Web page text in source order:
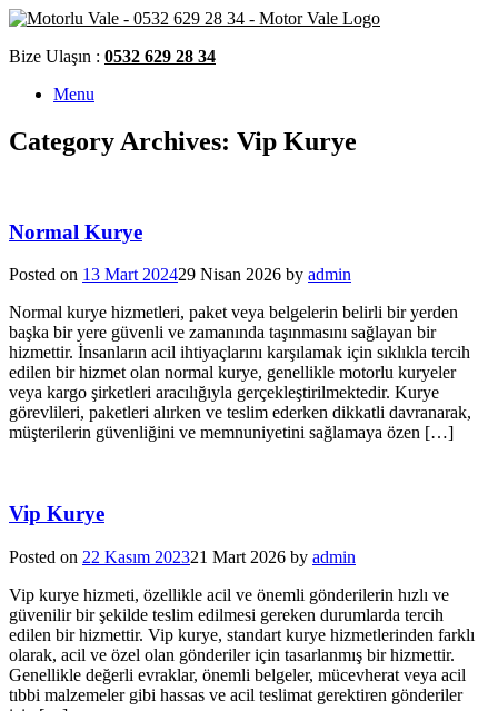
Skip
content
Bize Ulaşın : 0532 629 28 34
Menu
Category Archives: Vip Kurye
Normal Kurye
Posted on 13 Mart 202429 Nisan 2026 by admin
Normal kurye hizmetleri, paket veya belgelerin belirli bir yerden
başka bir yere güvenli ve zamanında taşınmasını sağlayan bir
hizmettir. İnsanların acil ihtiyaçlarını karşılamak için sıklıkla tercih
edilen bir hizmet olan normal kurye, genellikle motorlu kuryeler
veya kargo şirketleri aracılığıyla gerçekleştirilmektedir. Kurye
görevlileri, paketleri alırken ve teslim ederken dikkatli davranarak,
müşterilerin güvenliğini ve memnuniyetini sağlamaya özen […]
Vip Kurye
Posted on 22 Kasım 202321 Mart 2026 by admin
Vip kurye hizmeti, özellikle acil ve önemli gönderilerin hızlı ve
güvenilir bir şekilde teslim edilmesi gereken durumlarda tercih
edilen bir hizmettir. Vip kurye, standart kurye hizmetlerinden farklı
olarak, acil ve özel olan gönderiler için tasarlanmış bir hizmettir.
Genellikle değerli evraklar, önemli belgeler, mücevherat veya acil
tıbbi malzemeler gibi hassas ve acil teslimat gerektiren gönderiler